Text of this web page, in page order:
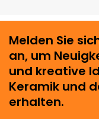
Melden Sie
an, um
und kreative
Keramik und
erhalten.